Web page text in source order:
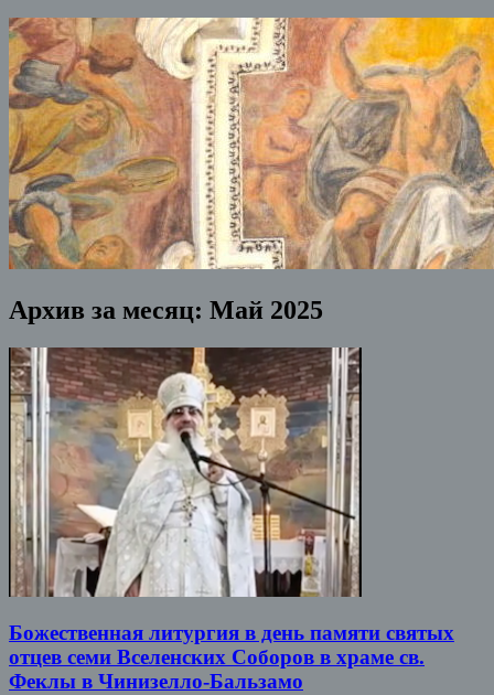
Архив за месяц: Май 2025
Божественная литургия в день памяти святых
отцев семи Вселенских Соборов в храме св.
Феклы в Чинизелло-Бальзамо